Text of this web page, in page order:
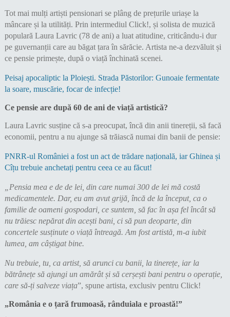
Tot mai mulți artiști pensionari se plâng de prețurile uriașe la
mâncare și la utilități. Prin intermediul Click!, și solista de muzică
populară Laura Lavric (78 de ani) a luat atitudine, criticându-i dur
pe guvernanții care au băgat țara în sărăcie. Artista ne-a dezvăluit și
ce pensie primește, după o viață închinată scenei.
Peisaj apocaliptic la Ploiești. Strada Păstorilor: Gunoaie fermentate
la soare, muscărie, focar de infecție!
Ce pensie are după 60 de ani de viață artistică?
Laura Lavric susține că s-a preocupat, încă din anii tinereții, să facă
economii, pentru a nu ajunge să trăiască numai din banii de pensie:
PNRR-ul României a fost un act de trădare națională, iar Ghinea și
Cîțu trebuie anchetați pentru ceea ce au făcut!
„Pensia mea e de de lei, din care numai 300 de lei mă costă
medicamentele. Dar, eu am avut grijă, încă de la început, ca o
familie de oameni gospodari, ce suntem, să fac în așa fel încât să
nu trăiesc nepărat din acești bani, ci să pun deoparte, din
concertele susținute o viață întreagă. Am fost artistă, m-a iubit
lumea, am câștigat bine.
Nu trebuie, tu, ca artist, să arunci cu banii, la tinerețe, iar la
bătrânețe să ajungi un amărât și să cerșești bani pentru o operație,
care să-ți salveze viața”, spune artista, exclusiv pentru Click!
„România e o țară frumoasă, rânduiala e proastă!”